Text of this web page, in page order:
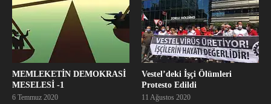
MEMLEKETİN DEMOKRASİ
MESELESİ -1
6 Temmuz 2020
Vestel’deki İşçi Ölümleri
Protesto Edildi
11 Ağustos 2020